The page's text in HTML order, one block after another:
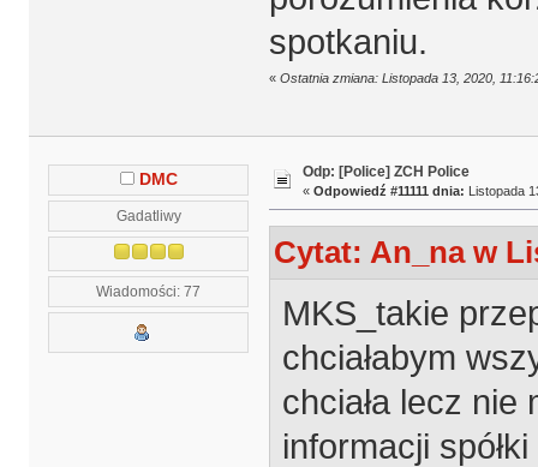
spotkaniu.
« Ostatnia zmiana: Listopada 13, 2020,
DMC
Gadatliwy
Wiadomości: 77
Odp: [Police] ZCH Police
« Odpowiedź #11111 dnia: Listopada
Cytat: An_na w
MKS_takie
chciałabym
chciała lecz nie
informacji